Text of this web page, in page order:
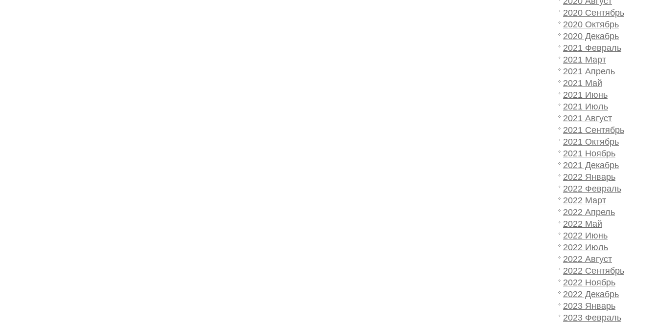
2020 Сентябрь
2020 Октябрь
2020 Декабрь
2021 Февраль
2021 Март
2021 Апрель
2021 Май
2021 Июнь
2021 Июль
2021 Август
2021 Сентябрь
2021 Октябрь
2021 Ноябрь
2021 Декабрь
2022 Январь
2022 Февраль
2022 Март
2022 Апрель
2022 Май
2022 Июнь
2022 Июль
2022 Август
2022 Сентябрь
2022 Ноябрь
2022 Декабрь
2023 Январь
2023 Февраль